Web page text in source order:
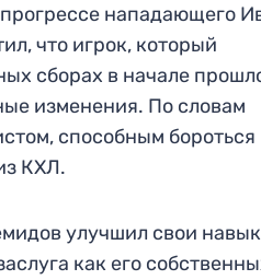
нападающего
что игрок, который
сборах в начале
изменения. По словам
способным бороться
КХЛ.
улучшил свои
как его